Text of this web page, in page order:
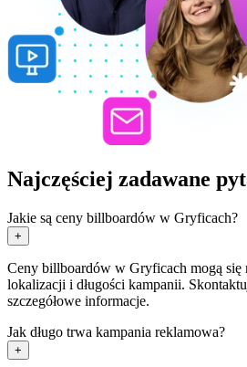
Najczęściej zadawane
Jakie są ceny billboardów w Gryficach?
+
Ceny billboardów w Gryficach mogą się
lokalizacji i długości kampanii.
szczegółowe informacje.
Jak długo trwa kampania reklamowa?
+